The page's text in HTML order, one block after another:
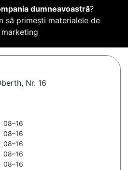
dumneavoastră?
să primești materialele de
marketing
Nr. 16
08–16
08–16
08–16
08–16
08–16